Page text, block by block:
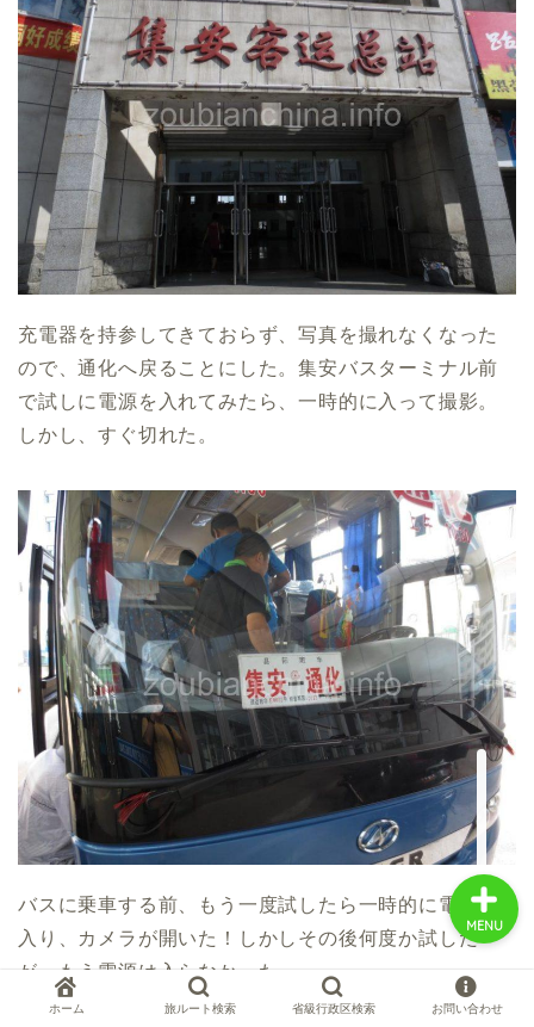
充電器を持参してきておらず、写真を撮れなくなった
ので、通化へ戻ることにした。集安バスターミナル前
で試しに電源を入れてみたら、一時的に入って撮影。
しかし、すぐ切れた。
バスに乗車する前、もう一度試したら一時的に電源が
入り、カメラが開いた！しかしその後何度か試した
が、もう電源は入らなかった。
ホーム 旅ルート検索 省級行政区検索 お問い合わせ
MENU
中国お薦め観光地
中国の世界遺産
中国旅行の情報案内
中国麺ランキング